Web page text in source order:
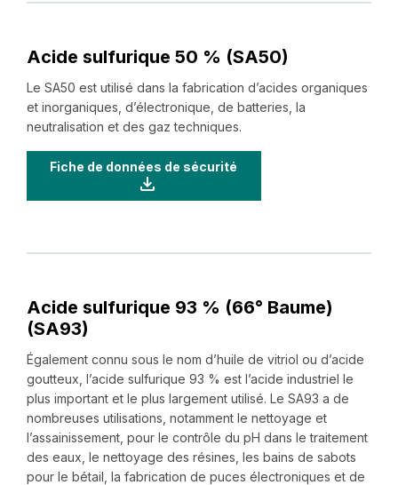
Acide sulfurique 50 % (SA50)
Le SA50 est utilisé dans la fabrication d’acides organiques
et inorganiques, d’électronique, de batteries, la
neutralisation et des gaz techniques.
Fiche de données de sécurité
Acide sulfurique 93 % (66° Baume)
(SA93)
Également connu sous le nom d’huile de vitriol ou d’acide
goutteux, l’acide sulfurique 93 % est l’acide industriel le
plus important et le plus largement utilisé. Le SA93 a de
nombreuses utilisations, notamment le nettoyage et
l’assainissement, pour le contrôle du pH dans le traitement
des eaux, le nettoyage des résines, les bains de sabots
pour le bétail, la fabrication de puces électroniques et de